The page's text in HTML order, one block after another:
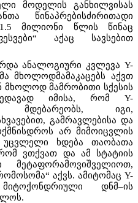
მოდელის განხილვისას
წინაპრებისძირითადი
მილიონი წლის წინაც
აქაც სავსებით
ანალოგიური კვლევა Y-
მხოლოდმამაკაცებს აქვთ
მხოლოდ მამრობითი სქესის
იმისა, რომ Y-
მდებარეობს, იგი,
გამრავლებისა და
არ მიმოიცვლის
უცვლელი ხდება თაობათა
ვთქვათ და ამ სტატიის
მეტაფორამოვიშველიოთ,
აქვს. ამიტომაც Y-
დნმ–ის